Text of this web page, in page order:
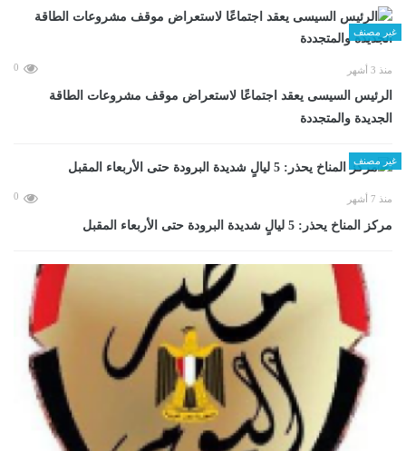
غير مصنف
منذ 3 أشهر 0
الرئيس السيسى يعقد اجتماعًا لاستعراض موقف مشروعات الطاقة
الجديدة والمتجددة
غير مصنف
منذ 7 أشهر 0
مركز المناخ يحذر: 5 ليالٍ شديدة البرودة حتى الأربعاء المقبل